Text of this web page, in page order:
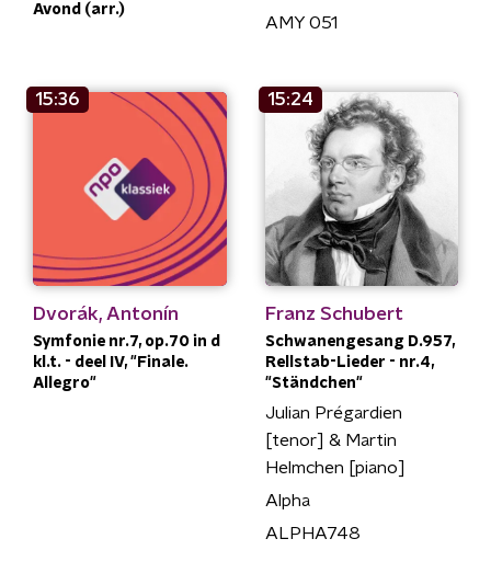
Avond (arr.)
AMY 051
15:36
Dvorák, Antonín
Symfonie nr.7, op.70 in d
kl.t. - deel IV, "Finale.
Allegro"
15:24
Franz Schubert
Schwanengesang D.957,
Rellstab-Lieder - nr.4,
"Ständchen"
Julian Prégardien
[tenor] & Martin
Helmchen [piano]
Alpha
ALPHA748